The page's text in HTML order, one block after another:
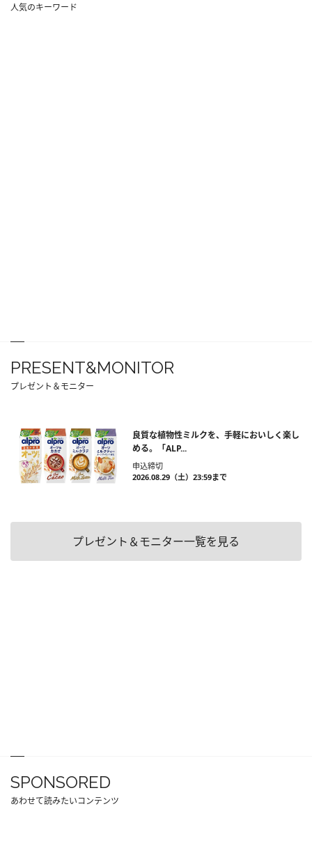
人気のキーワード
PRESENT&MONITOR
プレゼント＆モニター
良質な植物性ミルクを、手軽においしく楽し
める。「ALP...
申込締切
2026.08.29（土）23:59まで
プレゼント＆モニター一覧を見る
SPONSORED
あわせて読みたいコンテンツ